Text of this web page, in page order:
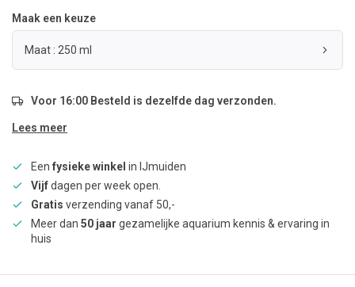
Maak een keuze
Maat : 250 ml
Voor 16:00 Besteld is dezelfde dag verzonden.
Lees meer
Een fysieke winkel in IJmuiden
Vijfdagen per week open.
Gratis verzending vanaf 50,-
Meer dan 50 jaar gezamelijke aquarium kennis & ervaring in
huis